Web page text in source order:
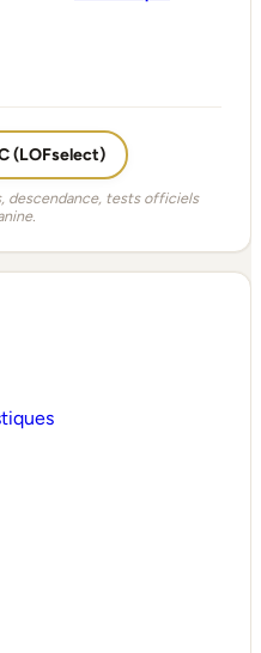
(LOFselect)
descendance, tests officiels